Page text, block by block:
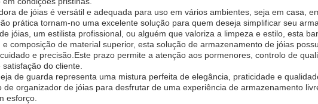
de jóias é versátil e adequada para uso em vários ambientes, seja em casa,
prática tornam-no uma excelente solução para quem deseja simplificar seu
jóias, um estilista profissional, ou alguém que valoriza a limpeza e estilo, esta
e composição de material superior, esta solução de armazenamento de jóias
e precisão.Este prazo permite a atenção aos pormenores, controlo de
do cliente.
de guarda representa uma mistura perfeita de elegância, praticidade e
de organizador de jóias para desfrutar de uma experiência de armazenamento
esforço.